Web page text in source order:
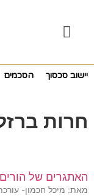
יישוב סכסוך הסכמים
חרות
האתגרים של
מאת: מיכל חכמון-